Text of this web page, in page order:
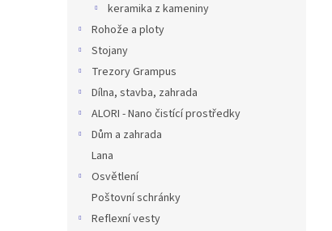
keramika z kameniny
Rohože a ploty
Stojany
Trezory Grampus
Dílna, stavba, zahrada
ALORI - Nano čistící prostředky
Dům a zahrada
Lana
Osvětlení
Poštovní schránky
Reflexní vesty